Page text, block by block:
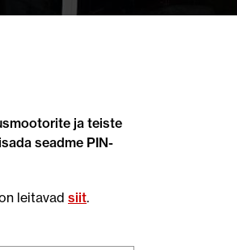
ja teiste
seadme PIN-
leitavad siit.